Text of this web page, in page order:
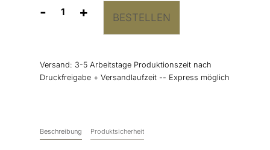
-
Kirchenheft
Menge
+ BESTELLEN
Versand: 3-5 Arbeitstage Produktionszeit nach
Druckfreigabe + Versandlaufzeit -- Express möglich
Beschreibung Produktsicherheit